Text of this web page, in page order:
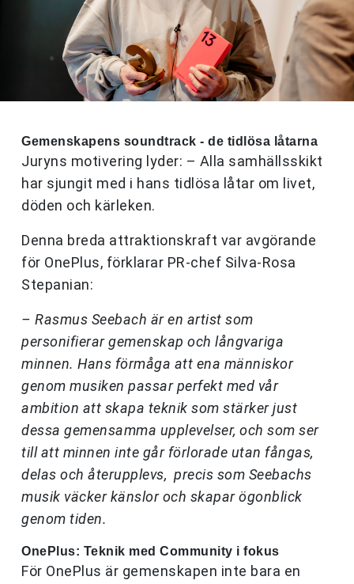
Gemenskapens soundtrack - de tidlösa låtarna
Juryns motivering lyder: – Alla samhällsskikt
har sjungit med i hans tidlösa låtar om livet,
döden och kärleken.
Denna breda attraktionskraft var avgörande
för OnePlus, förklarar PR-chef Silva-Rosa
Stepanian:
– Rasmus Seebach är en artist som
personifierar gemenskap och långvariga
minnen. Hans förmåga att ena människor
genom musiken passar perfekt med vår
ambition att skapa teknik som stärker just
dessa gemensamma upplevelser, och som ser
till att minnen inte går förlorade utan fångas,
delas och återupplevs, precis som Seebachs
musik väcker känslor och skapar ögonblick
genom tiden.
OnePlus: Teknik med Community i fokus
För OnePlus är gemenskapen inte bara en